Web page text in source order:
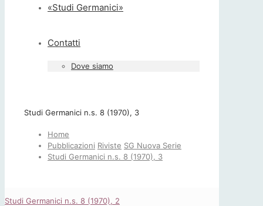
«Studi Germanici»
Contatti
Dove siamo
Studi Germanici n.s. 8 (1970), 3
Home
Pubblicazioni Riviste SG Nuova Serie
Studi Germanici n.s. 8 (1970), 3
Studi Germanici n.s. 8 (1970), 2